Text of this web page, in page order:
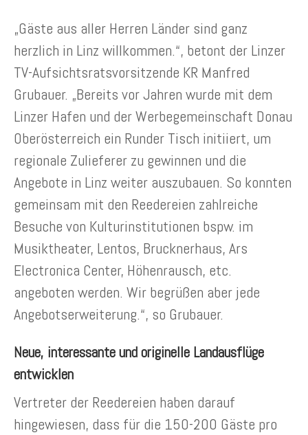
„Gäste aus aller Herren Länder sind ganz
herzlich in Linz willkommen.“, betont der Linzer
TV-Aufsichtsratsvorsitzende KR Manfred
Grubauer. „Bereits vor Jahren wurde mit dem
Linzer Hafen und der Werbegemeinschaft Donau
Oberösterreich ein Runder Tisch initiiert, um
regionale Zulieferer zu gewinnen und die
Angebote in Linz weiter auszubauen. So konnten
gemeinsam mit den Reedereien zahlreiche
Besuche von Kulturinstitutionen bspw. im
Musiktheater, Lentos, Brucknerhaus, Ars
Electronica Center, Höhenrausch, etc.
angeboten werden. Wir begrüßen aber jede
Angebotserweiterung.“, so Grubauer.
Neue, interessante und originelle Landausflüge
entwicklen
Vertreter der Reedereien haben darauf
hingewiesen, dass für die 150-200 Gäste pro